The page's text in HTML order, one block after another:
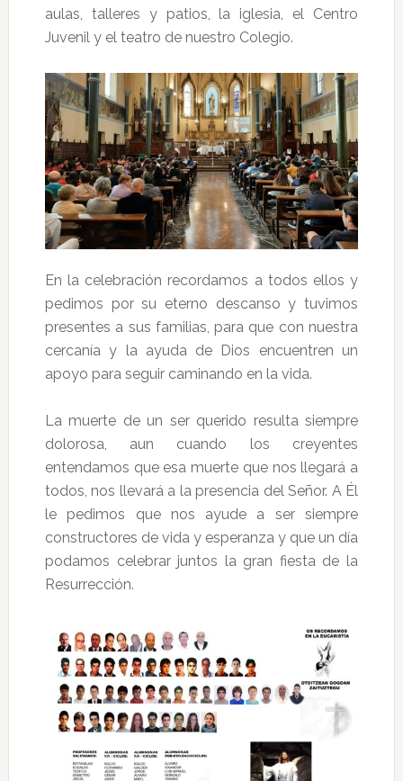
aulas, talleres y patios, la iglesia, el Centro
Juvenil y el teatro de nuestro Colegio.
En la celebración recordamos a todos ellos y
pedimos por su eterno descanso y tuvimos
presentes a sus familias, para que con nuestra
cercanía y la ayuda de Dios encuentren un
apoyo para seguir caminando en la vida.
La muerte de un ser querido resulta siempre
dolorosa, aun cuando los creyentes
entendamos que esa muerte que nos llegará a
todos, nos llevará a la presencia del Señor. A Él
le pedimos que nos ayude a ser siempre
constructores de vida y esperanza y que un día
podamos celebrar juntos la gran fiesta de la
Resurrección.